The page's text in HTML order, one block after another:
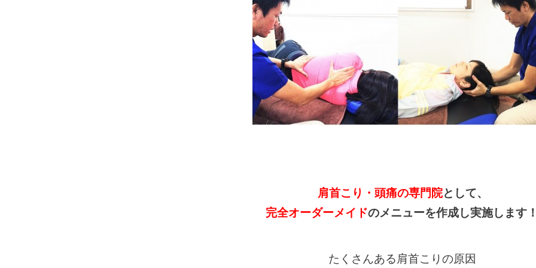
肩首こり・頭痛の専門院として、
完全オーダーメイドのメニューを作成し実施します
たくさんある肩首こりの原因